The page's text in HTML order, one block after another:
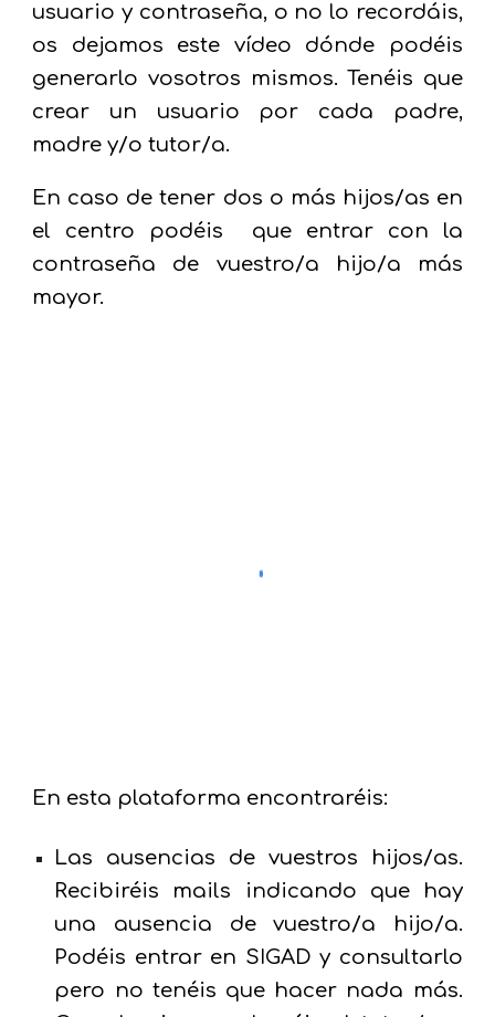
usuario y contraseña, o no lo recordáis,
os dejamos este vídeo dónde podéis
generarlo vosotros mismos. Tenéis que
crear un usuario por cada padre,
madre y/o tutor/a.
En caso de tener dos o más hijos/as en
el centro podéis que entrar con la
contraseña de vuestro/a hijo/a más
mayor.
En esta plataforma encontraréis:
Las ausencias de vuestros hijos/as.
Recibiréis mails indicando que hay
una ausencia de vuestro/a hijo/a.
Podéis entrar en SIGAD y consultarlo
pero no tenéis que hacer nada más.